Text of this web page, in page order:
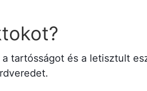
tartósságot és a letisztult